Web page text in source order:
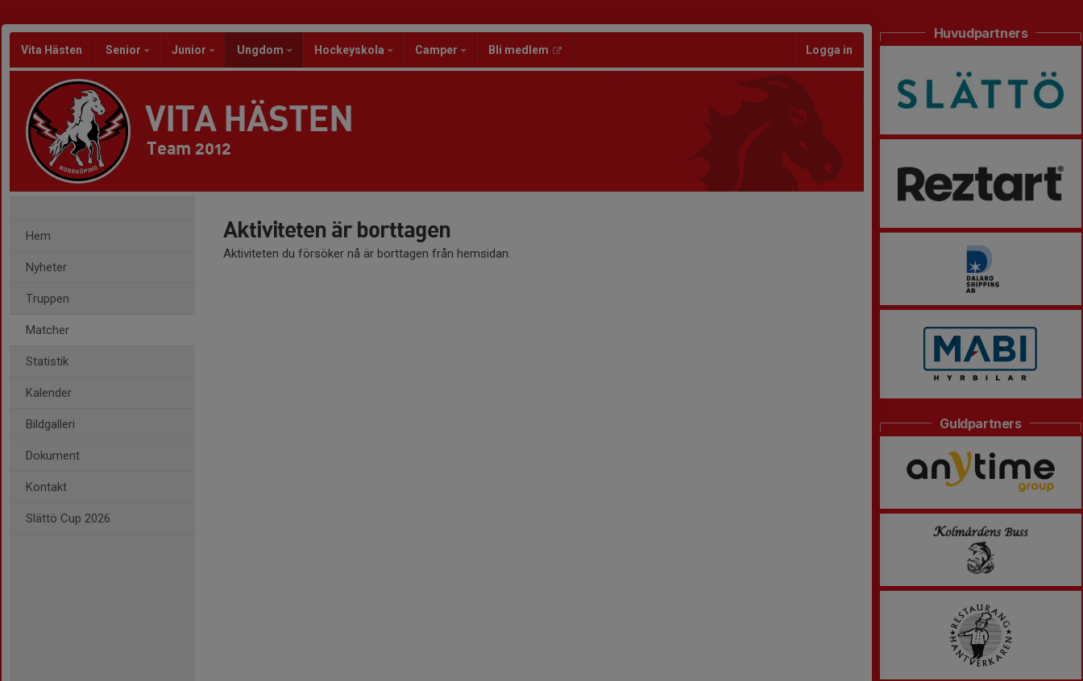
Vita Hästen Senior Junior Ungdom Hockeyskola Camper Bli medlem Logga in
VITA HÄSTEN
Team 2012
Hem
Nyheter
Truppen
Matcher
Statistik
Kalender
Bildgalleri
Dokument
Kontakt
Slättö Cup 2026
Aktiviteten är borttagen
Aktiviteten du försöker nå är borttagen från hemsidan.
Huvudpartners
Guldpartners